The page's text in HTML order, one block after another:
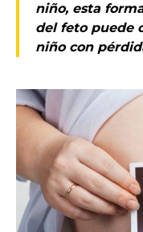
niño, esta
del feto puede
niño con